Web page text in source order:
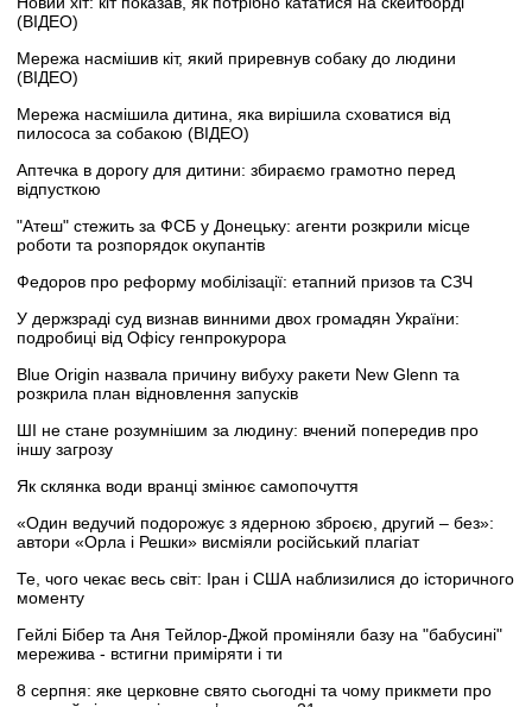
(ВІДЕО)
Мережа насмішив кіт, який приревнув собаку до людини
(ВІДЕО)
Мережа насмішила дитина, яка вирішила сховатися від
пилососа за собакою (ВІДЕО)
Аптечка в дорогу для дитини: збираємо грамотно перед
відпусткою
"Атеш" стежить за ФСБ у Донецьку: агенти розкрили місце
роботи та розпорядок окупантів
Федоров про реформу мобілізації: етапний призов та СЗЧ
У держзраді суд визнав винними двох громадян України:
подробиці від Офісу генпрокурора
Blue Origin назвала причину вибуху ракети New Glenn та
розкрила план відновлення запусків
ШІ не стане розумнішим за людину: вчений попередив про
іншу загрозу
Як склянка води вранці змінює самопочуття
«Один ведучий подорожує з ядерною зброєю, другий – без»:
автори «Орла і Решки» висміяли російський плагіат
Те, чого чекає весь світ: Іран і США наблизилися до історичного
моменту
Гейлі Бібер та Аня Тейлор-Джой проміняли базу на "бабусині"
мережива - встигни приміряти і ти
8 серпня: яке церковне свято сьогодні та чому прикмети про